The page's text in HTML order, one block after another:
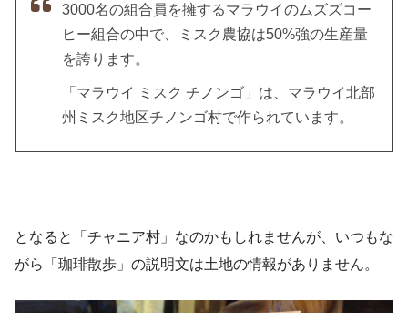
3000名の組合員を擁するマラウイのムズズコー
ヒー組合の中で、ミスク農協は50%強の生産量
を誇ります。
「マラウイ ミスク チノンゴ」は、マラウイ北部
州ミスク地区チノンゴ村で作られています。
となると「チャニア村」なのかもしれませんが、いつもな
がら「珈琲散歩」の説明文は土地の情報がありません。